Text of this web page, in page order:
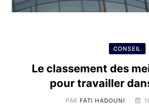
CONSEIL
Le classement des
pour travailler
PAR FATI HADOUNI